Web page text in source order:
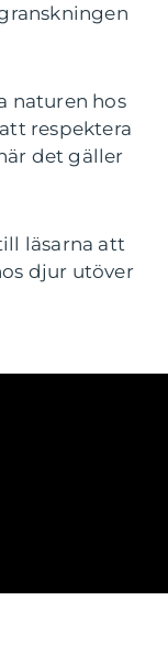
naturen hos
respektera
det gäller
läsarna att
djur utöver